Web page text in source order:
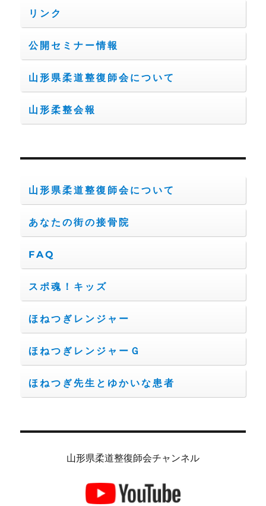
リンク
公開セミナー情報
山形県柔道整復師会について
山形柔整会報
山形県柔道整復師会について
あなたの街の接骨院
FAQ
スポ魂！キッズ
ほねつぎレンジャー
ほねつぎレンジャーＧ
ほねつぎ先生とゆかいな患者
山形県柔道整復師会チャンネル